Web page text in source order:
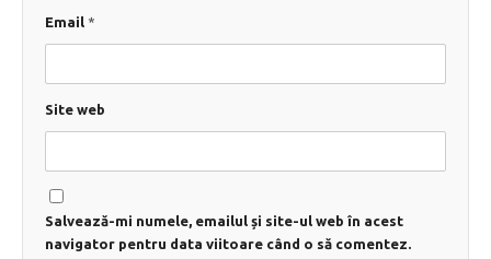
Email *
Site web
Salvează-mi numele, emailul și site-ul web în acest
navigator pentru data viitoare când o să comentez.